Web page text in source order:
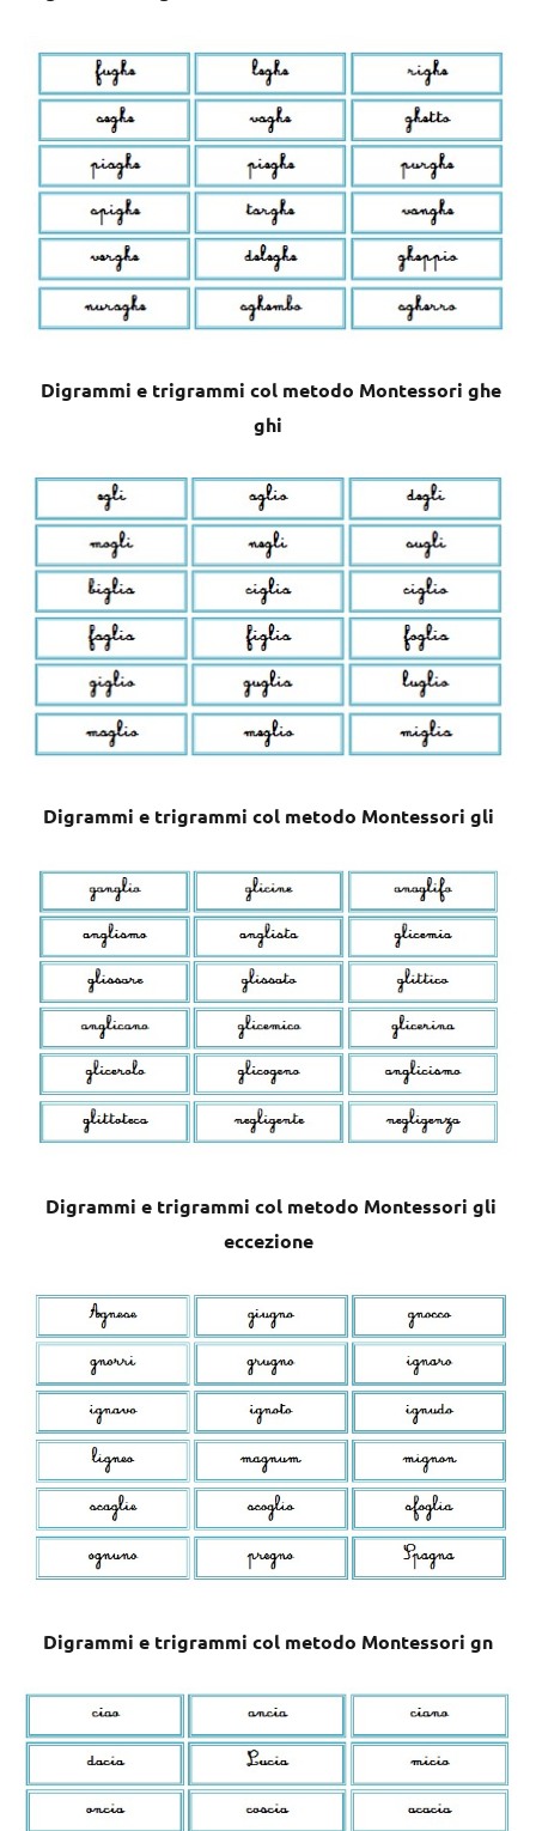
Digrammi e trigrammi col metodo Montessori ghe
ghi
Digrammi e trigrammi col metodo Montessori gli
Digrammi e trigrammi col metodo Montessori gli
eccezione
Digrammi e trigrammi col metodo Montessori gn